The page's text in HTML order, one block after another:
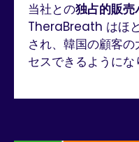
当社との独占的販売
TheraBreath はほ
され、韓国の顧客
セスできるようにな